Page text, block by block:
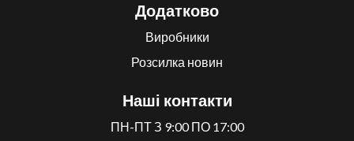
Додатково
Виробники
Розсилка новин
Наші контакти
ПН-ПТ З 9:00 ПО 17:00